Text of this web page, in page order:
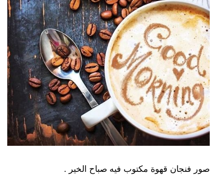
صور فنجان قهوة مكتوب فيه صباح الخير .